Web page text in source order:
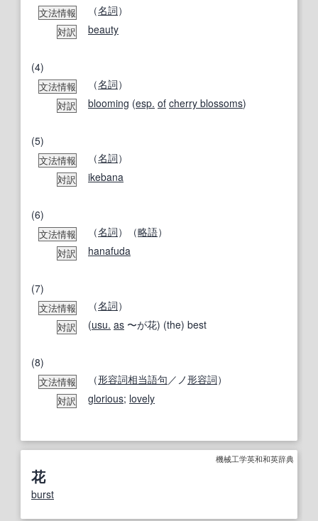
文法情報 （名詞）
対訳 beauty
(4)
文法情報 （名詞）
対訳 blooming (esp. of cherry blossoms)
(5)
文法情報 （名詞）
対訳 ikebana
(6)
文法情報 （名詞）（略語）
対訳 hanafuda
(7)
文法情報 （名詞）
対訳 (usu. as 〜が花) (the) best
(8)
文法情報 （形容詞相当語句 ／ノ形容詞）
対訳 glorious; lovely
機械工学英和和英辞典
花
burst